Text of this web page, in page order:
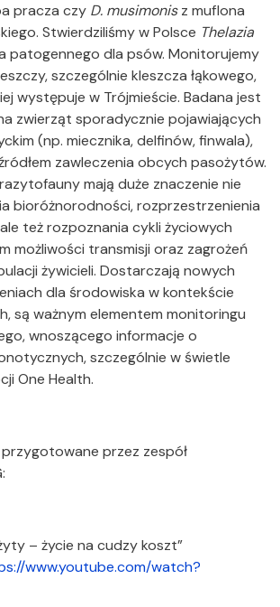
pracza czy D. musimonisz muflona
Stwierdziliśmy w Polsce Thelazia
patogennego dla psów. Monitorujemy
szczególnie kleszcza łąkowego,
występuje w Trójmieście. Badana jest
zwierząt sporadycznie pojawiających
(np. miecznika, delfinów, finwala),
zawleczenia obcych pasożytów.
mają duże znaczenie nie
bioróżnorodności, rozprzestrzenienia
też rozpoznania cykli życiowych
możliwości transmisji oraz zagrożeń
żywicieli. Dostarczają nowych
dla środowiska w kontekście
są ważnym elementem monitoringu
wnoszącego informacje o
szczególnie w świetle
One Health.
przez zespół
– życie na cudzy koszt”
www.youtube.com/watch?